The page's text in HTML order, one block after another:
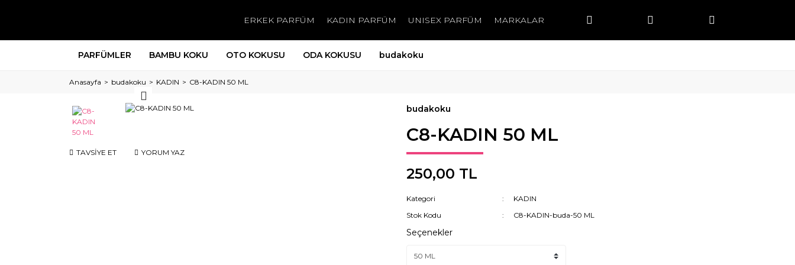
ERKEK PARFÜM KADIN PARFÜM UNISEX PARFÜM MARKALAR
PARFÜMLER BAMBU KOKU OTO KOKUSU ODA KOKUSU budakoku
Anasayfa budakoku KADIN C8-KADIN 50 ML
TAVSİYE ET YORUM YAZ
budakoku
C8-KADIN 50 ML
250,00 TL
Kategori
KADIN
Stok Kodu
C8-KADIN-buda-50 ML
Seçenekler